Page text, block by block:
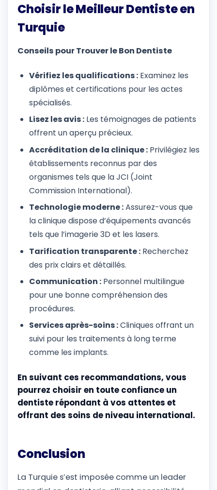
Choisir le Meilleur Dentiste en
Turquie
Conseils pour Trouver le Bon Dentiste
Vérifiez les qualifications : Examinez les
diplômes et certifications pour les actes
spécialisés.
Lisez les avis : Les témoignages de patients
offrent un aperçu précieux.
Accréditation de la clinique : Privilégiez les
établissements reconnus par des
organismes tels que la JCI (Joint
Commission International).
Technologie moderne :Assurez-vous que
la clinique dispose d’équipements avancés
tels que l’imagerie 3D et les lasers.
Tarification transparente : Recherchez
des prix clairs et détaillés.
Communication : Personnel multilingue
pour une bonne compréhension des
procédures.
Services après-soins :Cliniques offrant un
suivi pour les traitements à long terme
comme les implants.
En suivant ces recommandations, vous
pourrez choisir en toute confiance un
dentiste répondant à vos attentes et
offrant des soins de niveau international.
Conclusion
La Turquie s’est imposée comme un leader